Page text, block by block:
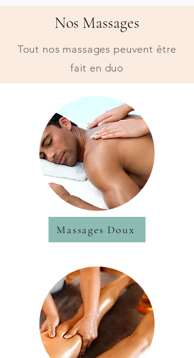
Nos Massages
Tout nos massages peuvent être
fait en duo
Massages Doux